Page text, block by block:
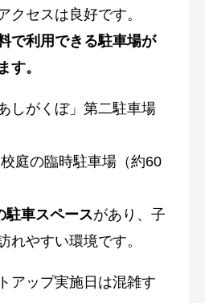
クセスは良好です。
で利用できる駐車場が
す。
しがくぼ」第二駐車場
庭の臨時駐車場（約60
駐車スペースがあり、子
れやすい環境です。
アップ実施日は混雑す